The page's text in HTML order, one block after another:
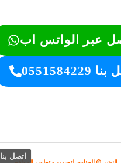
عبر الواتس اب
0551584229
اتصل بنا